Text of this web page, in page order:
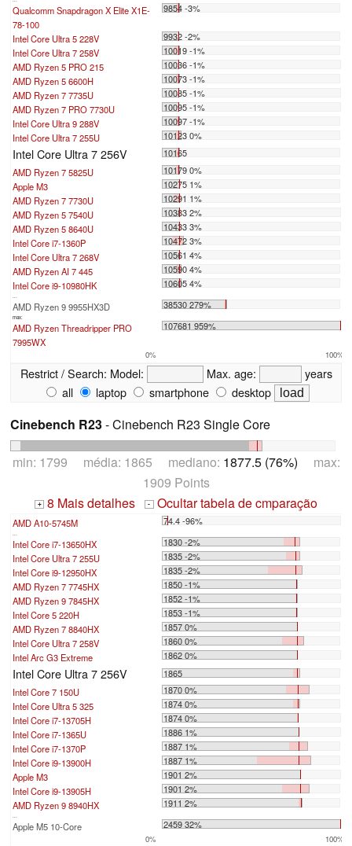
Qualcomm Snapdragon X Elite X1E-
78-100
9854 -3%
Intel Core Ultra 5 228V
9932 -2%
Intel Core Ultra 7 258V
10019 -1%
AMD Ryzen 5 PRO 215
10036 -1%
AMD Ryzen 5 6600H
10073 -1%
AMD Ryzen 7 7735U
10085 -1%
AMD Ryzen 7 PRO 7730U
10095 -1%
Intel Core Ultra 9 288V
10097 -1%
Intel Core Ultra 7 255U
10123 0%
Intel Core Ultra 7 256V
10165
AMD Ryzen 7 5825U
10179 0%
Apple M3
10275 1%
AMD Ryzen 7 7730U
10291 1%
AMD Ryzen 5 7540U
10383 2%
AMD Ryzen 5 8640U
10433 3%
Intel Core i7-1360P
10472 3%
Intel Core Ultra 7 268V
10561 4%
AMD Ryzen AI 7 445
10590 4%
Intel Core i9-10980HK
10605 4%
AMD Ryzen 9 9955HX3D 38530 279%
max:
AMD Ryzen Threadripper PRO
7995WX
107681 959%
0% 100%
Restrict / Search: Model: Max. age:
years
all
laptop smartphone desktop
Cinebench R23- Cinebench R23 Single Core
min: 1799 média: 1865 mediano: 1877.5 (76%) max:
1909 Points
+ 8 Mais detalhes - Ocultar tabela de cmparação
AMD A10-5745M 74.4 -96%
...
Intel Core i7-13650HX
1830 -2%
Intel Core Ultra 7 255U
1835 -2%
Intel Core i9-12950HX
1835 -2%
AMD Ryzen 7 7745HX
1850 -1%
AMD Ryzen 9 7845HX
1852 -1%
Intel Core 5 220H
1853 -1%
AMD Ryzen 7 8840HX
1857 0%
Intel Core Ultra 7 258V
1860 0%
Intel Arc G3 Extreme
1862 0%
Intel Core Ultra 7 256V
1865
Intel Core 7 150U
1870 0%
Intel Core Ultra 5 325
1874 0%
Intel Core i7-13705H
1874 0%
Intel Core i7-1365U
1886 1%
Intel Core i7-1370P
1887 1%
Intel Core i9-13900H
1887 1%
Apple M3
1901 2%
Intel Core i9-13905H
1901 2%
AMD Ryzen 9 8940HX
1911 2%
...
Apple M5 10-Core 2459 32%
0% 100%